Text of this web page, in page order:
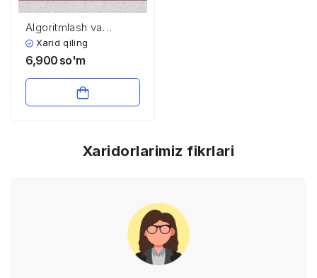
Algoritmlash va
dasturlash
Xarid qiling
6,900 so'm
Xaridorlarimiz fikrlari